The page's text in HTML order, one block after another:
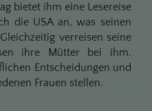
bietet ihm eine Lesereise
die USA an, was seinen
verreisen seine
ihre Mütter bei ihm.
Entscheidungen und
Frauen stellen.